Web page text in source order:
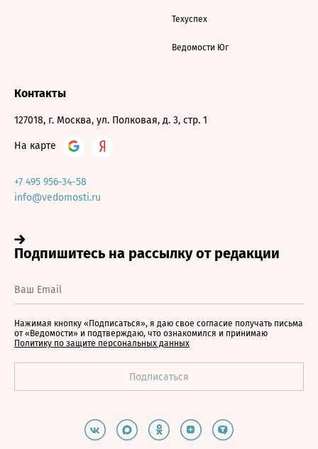
Техуспех
Ведомости Юг
Контакты
127018, г. Москва, ул. Полковая, д. 3, стр. 1
На карте
+7 495 956-34-58
info@vedomosti.ru
Нажимая кнопку «Подписаться», я даю свое согласие получать письма
от «Ведомости» и подтверждаю, что ознакомился и принимаю
Политику по защите персональных данных